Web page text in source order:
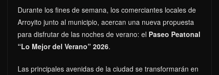
Durante los fines de semana, los comerciantes locales de
Arroyito junto al municipio, acercan una nueva propuesta
para disfrutar de las noches de verano: el Paseo Peatonal
“Lo Mejor del Verano” 2026.
Las principales avenidas de la ciudad se transformarán en